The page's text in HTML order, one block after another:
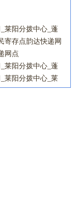
莱阳分拨中心_蓬
宅急送网点
寄存点韵达快递网
网点
莱阳分拨中心_蓬
宅急送网点
莱阳分拨中心_莱